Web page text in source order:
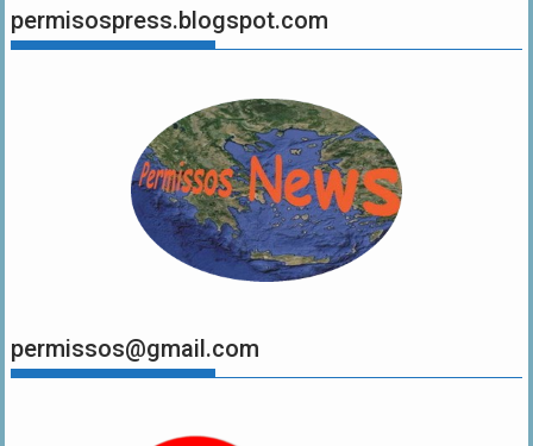
permisospress.blogspot.com
permissos@gmail.com